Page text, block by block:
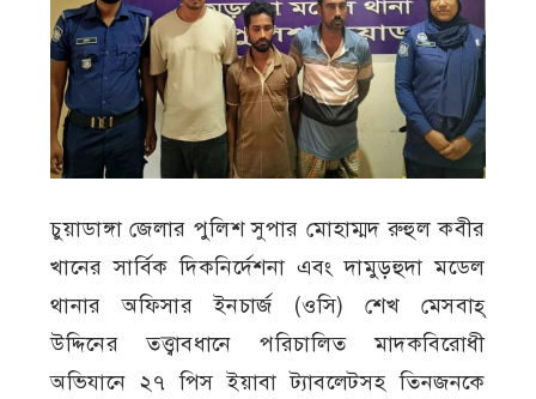
চুয়াডাঙ্গা জেলার পুলিশ সুপার মোহাম্মদ রুহুল কবীর
খানের সার্বিক দিকনির্দেশনা এবং দামুড়হুদা মডেল
থানার অফিসার ইনচার্জ (ওসি) শেখ মেসবাহ্
উদ্দিনের তত্ত্বাবধানে পরিচালিত মাদকবিরোধী
অভিযানে ২৭ পিস ইয়াবা ট্যাবলেটসহ তিনজনকে